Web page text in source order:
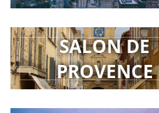
SALON DE
PROVENCE